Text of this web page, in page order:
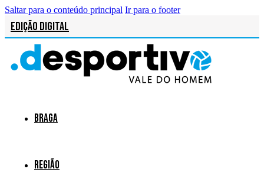
Saltar para o conteúdo principal Ir para o footer
Edição Digital
Braga
Região